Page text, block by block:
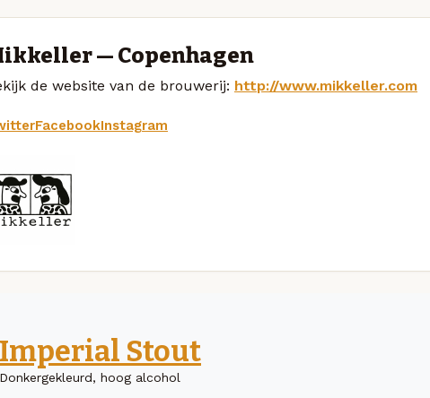
— Copenhagen
de website van de brouwerij: http://www.mikkeller.com
FacebookInstagram
Imperial Stout
Donkergekleurd, hoog alcohol